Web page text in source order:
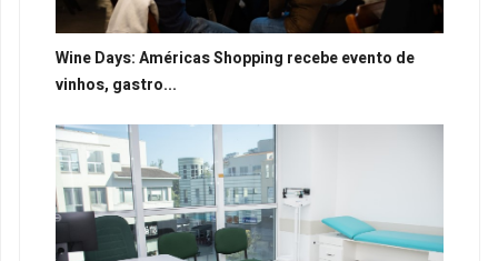
Wine Days: Américas Shopping recebe evento de
vinhos, gastro...